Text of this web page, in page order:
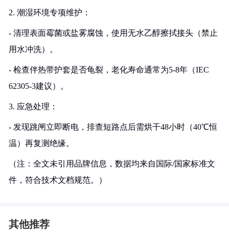
2. 潮湿环境专项维护：
- 清理表面霉菌或盐雾腐蚀，使用无水乙醇擦拭接头（禁止
用水冲洗）。
- 检查伴热带护套是否龟裂，老化寿命通常为5-8年（IEC
62305-3建议）。
3. 应急处理：
- 发现跳闸立即断电，排查短路点后需烘干48小时（40℃恒
温）再复测绝缘。
（注：全文未引用品牌信息，数据均来自国际/国家标准文
件，符合技术文档规范。）
其他推荐